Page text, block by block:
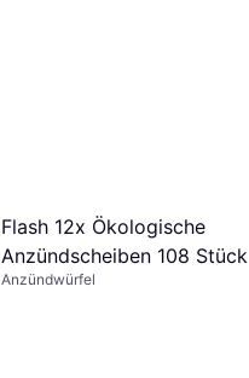
Flash 12x Ökologische
Anzündscheiben 108 Stück
Anzündwürfel